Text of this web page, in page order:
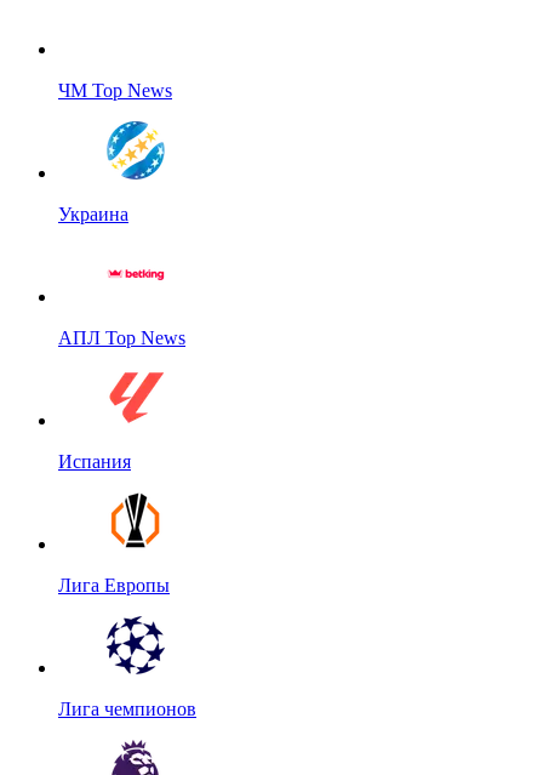
ЧМ Top News
Украина
АПЛ Top News
Испания
Лига Европы
Лига чемпионов